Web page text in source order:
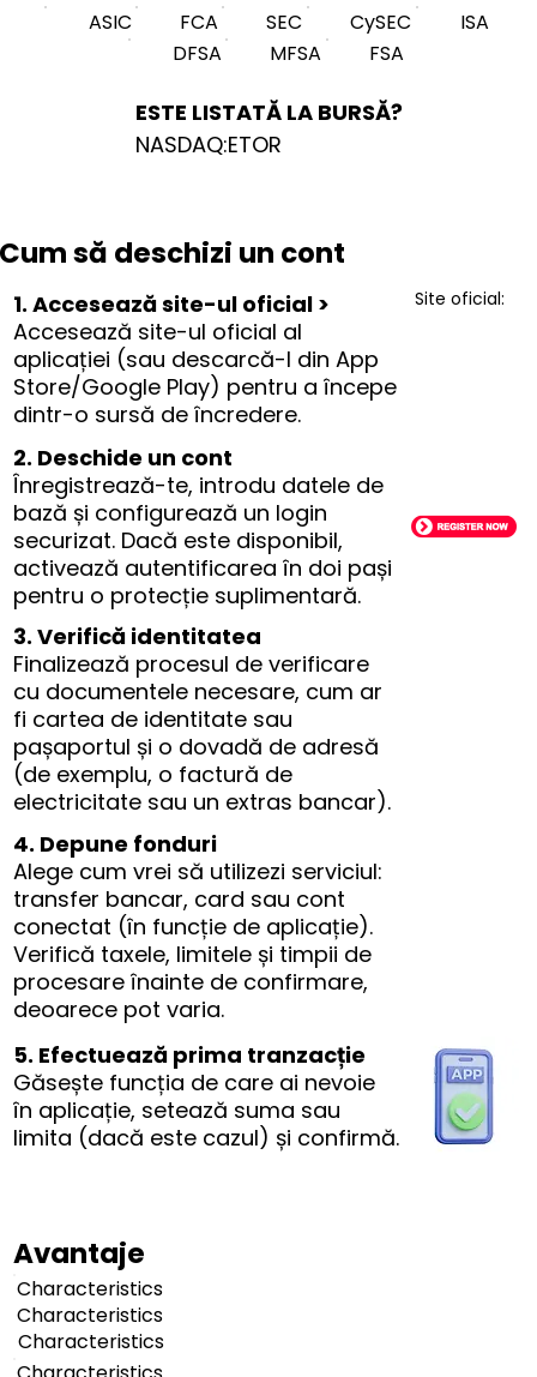
ASIC FCA SEC CySEC
ISA
DFSA
MFSA FSA
ESTE LISTATĂ LA BURSĂ?
NASDAQ:ETOR
Cum să deschizi un cont
1. Accesează site-ul oficial >
Accesează site-ul oficial al
aplicației (sau descarcă-l din App
Store/Google Play) pentru a începe
dintr-o sursă de încredere.
2. Deschide un cont
Înregistrează-te, introdu datele de
bază și configurează un login
securizat. Dacă este disponibil,
activează autentificarea în doi pași
pentru o protecție suplimentară.
3. Verifică identitatea
Finalizează procesul de verificare
cu documentele necesare, cum ar
fi cartea de identitate sau
pașaportul și o dovadă de adresă
(de exemplu, o factură de
electricitate sau un extras bancar).
4. Depune fonduri
Alege cum vrei să utilizezi serviciul:
transfer bancar, card sau cont
conectat (în funcție de aplicație).
Verifică taxele, limitele și timpii de
procesare înainte de confirmare,
deoarece pot varia.
5. Efectuează prima tranzacție
Găsește funcția de care ai nevoie
în aplicație, setează suma sau
limita (dacă este cazul) și confirmă.
Site oficial:
Avantaje
Characteristics
Characteristics
Characteristics